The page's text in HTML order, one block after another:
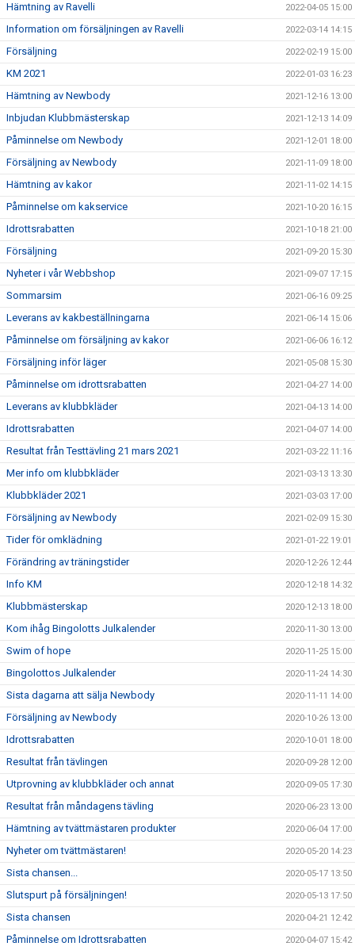
Hämtning av Ravelli 2022-04-05 15:00
Information om försäljningen av Ravelli 2022-03-14 14:15
Försäljning 2022-02-19 15:00
KM 2021 2022-01-03 16:23
Hämtning av Newbody 2021-12-16 13:00
Inbjudan Klubbmästerskap 2021-12-13 14:09
Påminnelse om Newbody 2021-12-01 18:00
Försäljning av Newbody 2021-11-09 18:00
Hämtning av kakor 2021-11-02 14:15
Påminnelse om kakservice 2021-10-20 16:15
Idrottsrabatten 2021-10-18 21:00
Försäljning 2021-09-20 15:30
Nyheter i vår Webbshop 2021-09-07 17:15
Sommarsim 2021-06-16 09:25
Leverans av kakbeställningarna 2021-06-14 15:06
Påminnelse om försäljning av kakor 2021-06-06 16:12
Försäljning inför läger 2021-05-08 15:30
Påminnelse om idrottsrabatten 2021-04-27 14:00
Leverans av klubbkläder 2021-04-13 14:00
Idrottsrabatten 2021-04-07 14:00
Resultat från Testtävling 21 mars 2021 2021-03-22 11:16
Mer info om klubbkläder 2021-03-13 13:30
Klubbkläder 2021 2021-03-03 17:00
Försäljning av Newbody 2021-02-09 15:30
Tider för omklädning 2021-01-22 19:01
Förändring av träningstider 2020-12-26 12:44
Info KM 2020-12-18 14:32
Klubbmästerskap 2020-12-13 18:00
Kom ihåg Bingolotts Julkalender 2020-11-30 13:00
Swim of hope 2020-11-25 15:00
Bingolottos Julkalender 2020-11-24 14:30
Sista dagarna att sälja Newbody 2020-11-11 14:00
Försäljning av Newbody 2020-10-26 13:00
Idrottsrabatten 2020-10-01 18:00
Resultat från tävlingen 2020-09-28 12:00
Utprovning av klubbkläder och annat 2020-09-05 17:30
Resultat från måndagens tävling 2020-06-23 13:00
Hämtning av tvättmästaren produkter 2020-06-04 17:00
Nyheter om tvättmästaren! 2020-05-20 14:23
Sista chansen... 2020-05-17 13:50
Slutspurt på försäljningen! 2020-05-13 17:50
Sista chansen 2020-04-21 12:42
Påminnelse om Idrottsrabatten 2020-04-07 15:42